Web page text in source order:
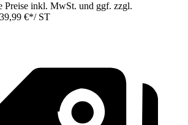
inkl. MwSt. und ggf. zzgl.
39,99 €*/ ST